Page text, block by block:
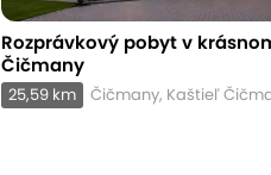
Rozprávkový pobyt v
Čičmany
25,59 km Čičmany, Kaštieľ